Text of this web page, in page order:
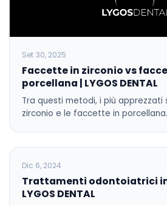
Set 30, 2025
Faccette in zirconio vs
porcellana | LYGOS DENTAL
Tra questi metodi, i più apprezzati
zirconio e le faccette in
BLOG
Dic 6, 2024
Trattamenti odontoiatrici in
LYGOS DENTAL